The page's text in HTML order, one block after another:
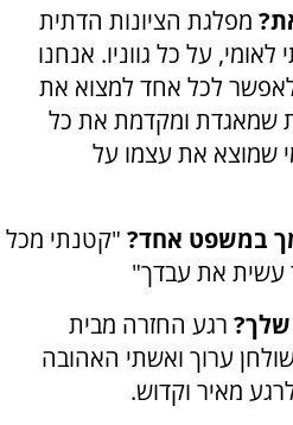
מפלגת הציונות הדתית
על כל גווניו. אנחנו
לכל אחד למצוא את
שמאגדת ומקדמת את כל
שמוצא את עצמו על
במשפט אחד? "קטנתי מכל
עשית את עבדך"
רגע החזרה מבית
ערוך ואשתי האהובה
מאיר וקדוש.